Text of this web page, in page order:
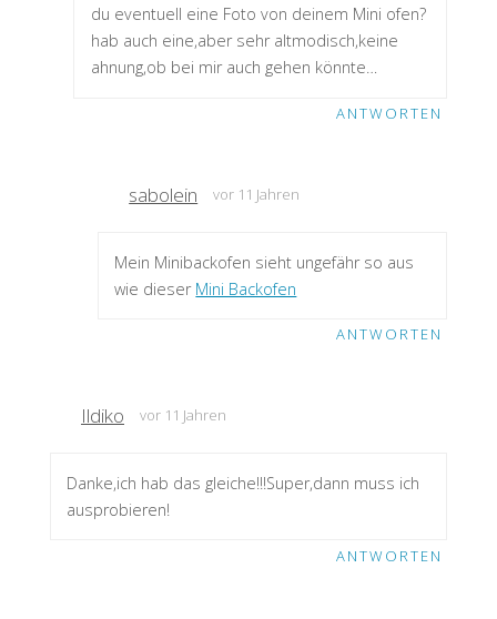
du eventuell eine Foto von deinem Mini ofen?
hab auch eine,aber sehr altmodisch,keine
ahnung,ob bei mir auch gehen könnte…
ANTWORTEN
sabolein vor 11 Jahren
Mein Minibackofen sieht ungefähr so aus
wie dieser Mini Backofen
ANTWORTEN
Ildiko vor 11 Jahren
Danke,ich hab das gleiche!!!Super,dann muss ich
ausprobieren!
ANTWORTEN